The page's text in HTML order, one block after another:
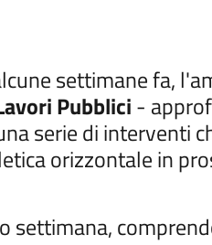
settimane fa,
Pubblici-
serie di interventi
orizzontale in
settimana,